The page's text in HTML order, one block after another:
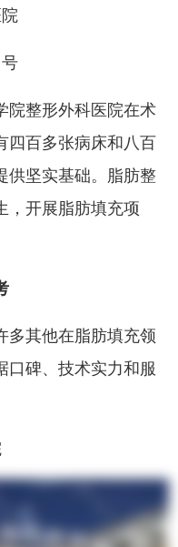
院整形外科医院在术
四百多张病床和八百
供坚实基础。脂肪整
，开展脂肪填充项
多其他在脂肪填充领
口碑、技术实力和服